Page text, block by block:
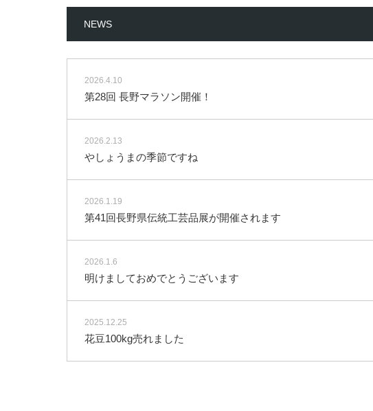
NEWS
2026.4.10
第28回 長野マラソン開催！
2026.2.13
やしょうまの季節ですね
2026.1.19
第41回長野県伝統工芸品展が開催されます
2026.1.6
明けましておめでとうございます
2025.12.25
花豆100kg売れました